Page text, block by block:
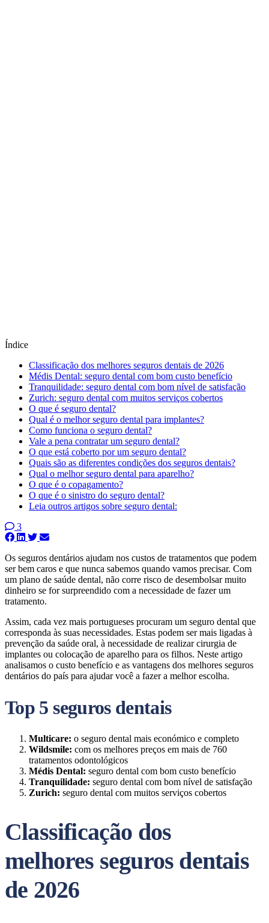
Índice
Classificação dos melhores seguros dentais de 2026
Médis Dental: seguro dental com bom custo benefício
Tranquilidade: seguro dental com bom nível de satisfação
Zurich: seguro dental com muitos serviços cobertos
O que é seguro dental?
Qual é o melhor seguro dental para implantes?
Como funciona o seguro dental?
Vale a pena contratar um seguro dental?
O que está coberto por um seguro dental?
Quais são as diferentes condições dos seguros dentais?
Qual o melhor seguro dental para aparelho?
O que é o copagamento?
O que é o sinistro do seguro dental?
Leia outros artigos sobre seguro dental:
3
Os seguros dentários ajudam nos custos de tratamentos que podem
ser bem caros e que nunca sabemos quando vamos precisar. Com
um plano de saúde dental, não corre risco de desembolsar muito
dinheiro se for surpreendido com a necessidade de fazer um
tratamento.
Assim, cada vez mais portugueses procuram um seguro dental que
corresponda às suas necessidades. Estas podem ser mais ligadas à
prevenção da saúde oral, à necessidade de realizar cirurgia de
implantes ou colocação de aparelho para os filhos. Neste artigo
analisamos o custo benefício e as vantagens dos melhores seguros
dentários do país para ajudar você a fazer a melhor escolha.
Top 5 seguros dentais
Multicare: o seguro dental mais económico e completo
Wildsmile: com os melhores preços em mais de 760
tratamentos odontológicos
Médis Dental: seguro dental com bom custo benefício
Tranquilidade: seguro dental com bom nível de satisfação
Zurich: seguro dental com muitos serviços cobertos
Classificação dos
melhores seguros dentais
de 2026